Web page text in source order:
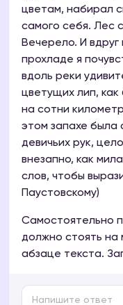
цветам, набирал
самого себя. Лес
Вечерело. И
прохладе я
вдоль реки
цветущих лип,
на сотни
этом запахе была
девичьих рук,
внезапно, как
слов, чтобы
Паустовскому)
Самостоятельно
должно стоять на
абзаце текста.